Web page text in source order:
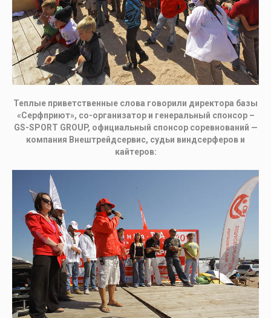
Теплые приветственные слова говорили директора базы
«Серфприют», со-организатор и генеральный спонсор –
GS-SPORT GROUP, официальный спонсор соревнований —
компания Внештрейдсервис, судьи виндсерферов и
кайтеров: